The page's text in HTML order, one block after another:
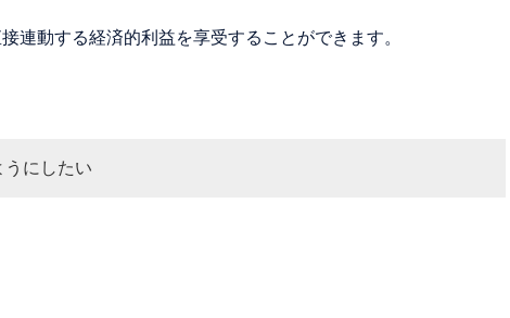
連動する経済的利益を享受することができます。
にしたい